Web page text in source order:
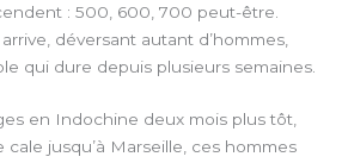
: 500, 600, 700 peut-être.
déversant autant d’hommes,
qui dure depuis plusieurs semaines.
en Indochine deux mois plus tôt,
jusqu’à Marseille, ces hommes